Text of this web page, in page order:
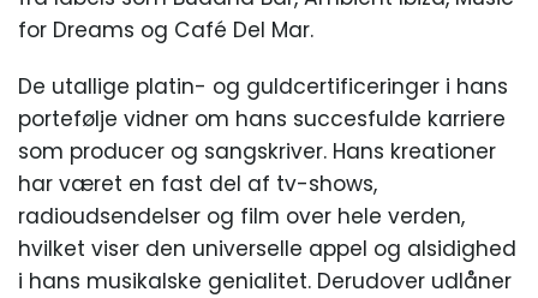
for Dreams og Café Del Mar.
De utallige platin- og guldcertificeringer i hans
portefølje vidner om hans succesfulde karriere
som producer og sangskriver. Hans kreationer
har været en fast del af tv-shows,
radioudsendelser og film over hele verden,
hvilket viser den universelle appel og alsidighed
i hans musikalske genialitet. Derudover udlåner